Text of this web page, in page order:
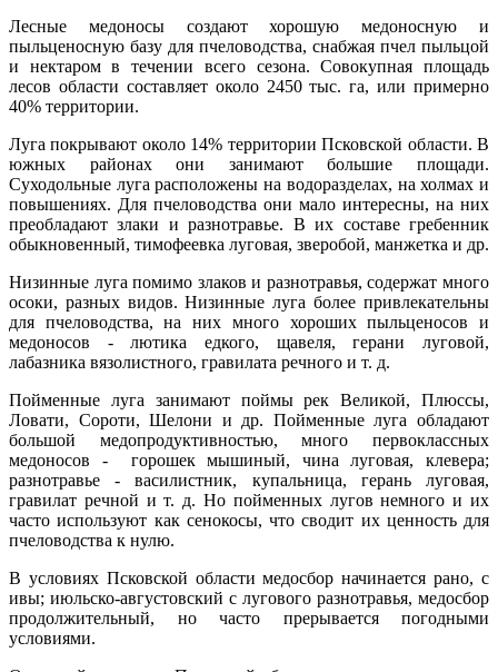
Лесные медоносы создают хорошую медоносную и
пыльценосную базу для пчеловодства, снабжая пчел пыльцой
и нектаром в течении всего сезона. Совокупная площадь
лесов области составляет около 2450 тыс. га, или примерно
40% территории.
Луга покрывают около 14% территории Псковской области. В
южных районах они занимают большие площади.
Суходольные луга расположены на водоразделах, на холмах и
повышениях. Для пчеловодства они мало интересны, на них
преобладают злаки и разнотравье. В их составе гребенник
обыкновенный, тимофеевка луговая, зверобой, манжетка и др.
Низинные луга помимо злаков и разнотравья, содержат много
осоки, разных видов. Низинные луга более привлекательны
для пчеловодства, на них много хороших пыльценосов и
медоносов - лютика едкого, щавеля, герани луговой,
лабазника вязолистного, гравилата речного и т. д.
Пойменные луга занимают поймы рек Великой, Плюссы,
Ловати, Сороти, Шелони и др. Пойменные луга обладают
большой медопродуктивностью, много первоклассных
медоносов - горошек мышиный, чина луговая, клевера;
разнотравье - василистник, купальница, герань луговая,
гравилат речной и т. д. Но пойменных лугов немного и их
часто используют как сенокосы, что сводит их ценность для
пчеловодства к нулю.
В условиях Псковской области медосбор начинается рано, с
ивы; июльско-августовский с лугового разнотравья, медосбор
продолжительный, но часто прерывается погодными
условиями.